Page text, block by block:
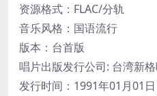
资源格式：FLAC/分轨
音乐风格：国语流行
版本：台首版
唱片出版发行公司: 台湾新
发行时间：1991年01月01日